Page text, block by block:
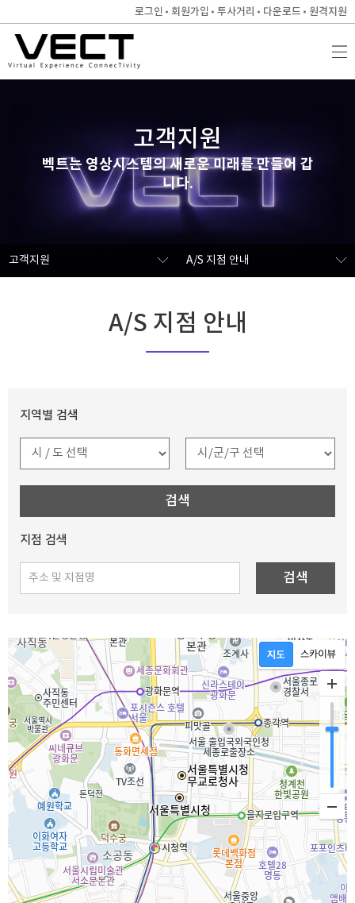
로그인 회원가입 투사거리 다운로드 원격지원
고객지원
벡트는 영상시스템의 새로운 미래를 만들어 갑
니다.
고객지원 A/S 지점 안내
A/S 지점 안내
지역별 검색
검색
지점 검색
검색